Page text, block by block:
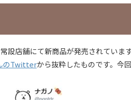
設店舗にて新商品が発売されていま
のTwitterから抜粋したものです。今